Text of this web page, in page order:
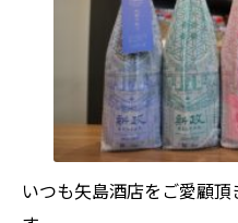
いつも矢島酒店をご愛顧